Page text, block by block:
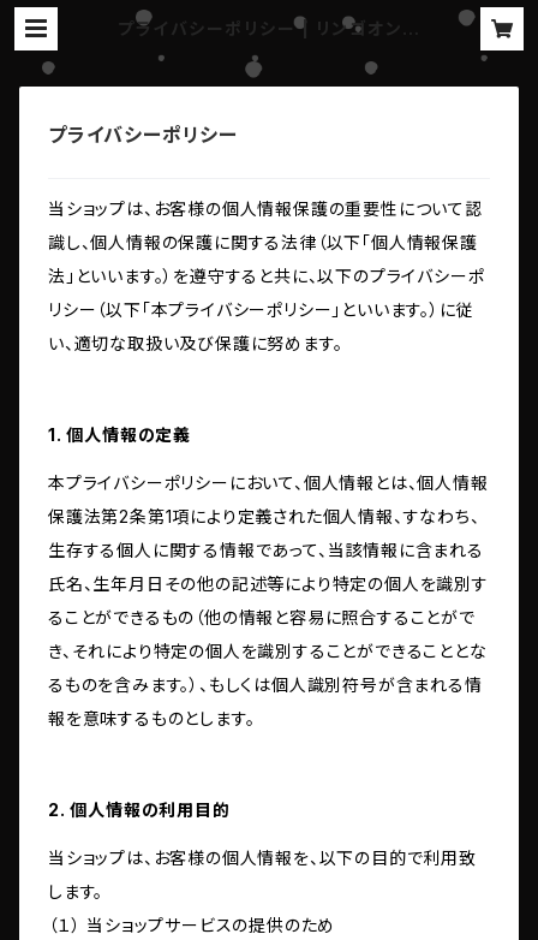
プライバシーポリシー | リンゴオンラ
プライバシーポリシー
当ショップは、お客様の個人情報保護の重要性について認
識し、個人情報の保護に関する法律（以下「個人情報保護
法」といいます。）を遵守すると共に、以下のプライバシーポ
リシー（以下「本プライバシーポリシー」といいます。）に従
い、適切な取扱い及び保護に努めます。
1. 個人情報の定義
本プライバシーポリシーにおいて、個人情報とは、個人情報
保護法第2条第1項により定義された個人情報、すなわち、
生存する個人に関する情報であって、当該情報に含まれる
氏名、生年月日その他の記述等により特定の個人を識別す
ることができるもの（他の情報と容易に照合することがで
き、それにより特定の個人を識別することができることとな
るものを含みます。）、もしくは個人識別符号が含まれる情
報を意味するものとします。
2. 個人情報の利用目的
当ショップは、お客様の個人情報を、以下の目的で利用致
します。
（１） 当ショップサービスの提供のため